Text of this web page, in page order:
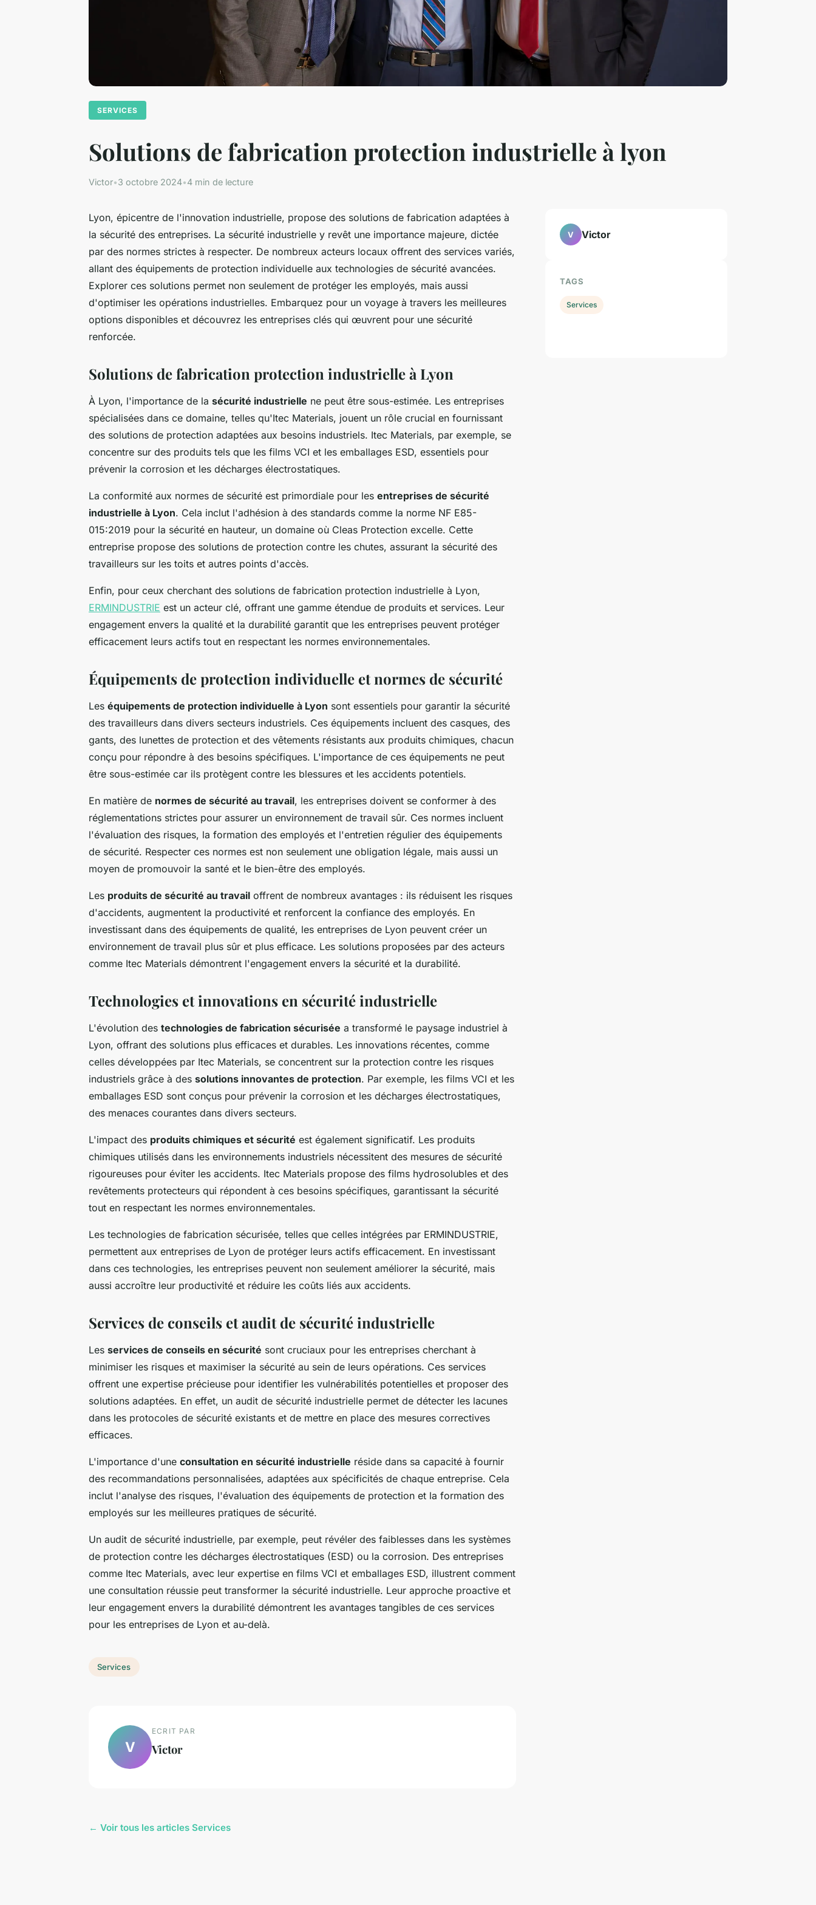
SERVICES
Solutions de fabrication protection industrielle à lyon
Victor•3 octobre 2024•4 min de lecture
Lyon, épicentre de l'innovation industrielle, propose des solutions de fabrication adaptées à
la sécurité des entreprises. La sécurité industrielle y revêt une importance majeure, dictée
par des normes strictes à respecter. De nombreux acteurs locaux offrent des services variés,
allant des équipements de protection individuelle aux technologies de sécurité avancées.
Explorer ces solutions permet non seulement de protéger les employés, mais aussi
d'optimiser les opérations industrielles. Embarquez pour un voyage à travers les meilleures
options disponibles et découvrez les entreprises clés qui œuvrent pour une sécurité
renforcée.
Solutions de fabrication protection industrielle à Lyon
À Lyon, l'importance de la sécurité industrielle ne peut être sous-estimée. Les entreprises
spécialisées dans ce domaine, telles qu'Itec Materials, jouent un rôle crucial en fournissant
des solutions de protection adaptées aux besoins industriels. Itec Materials, par exemple, se
concentre sur des produits tels que les films VCI et les emballages ESD, essentiels pour
prévenir la corrosion et les décharges électrostatiques.
La conformité aux normes de sécurité est primordiale pour les entreprises de sécurité
industrielle à Lyon. Cela inclut l'adhésion à des standards comme la norme NF E85-
015:2019 pour la sécurité en hauteur, un domaine où Cleas Protection excelle. Cette
entreprise propose des solutions de protection contre les chutes, assurant la sécurité des
travailleurs sur les toits et autres points d'accès.
Enfin, pour ceux cherchant des solutions de fabrication protection industrielle à Lyon,
ERMINDUSTRIE est un acteur clé, offrant une gamme étendue de produits et services. Leur
engagement envers la qualité et la durabilité garantit que les entreprises peuvent protéger
efficacement leurs actifs tout en respectant les normes environnementales.
Équipements de protection individuelle et normes de sécurité
Les équipements de protection individuelle à Lyon sont essentiels pour garantir la sécurité
des travailleurs dans divers secteurs industriels. Ces équipements incluent des casques, des
gants, des lunettes de protection et des vêtements résistants aux produits chimiques, chacun
conçu pour répondre à des besoins spécifiques. L'importance de ces équipements ne peut
être sous-estimée car ils protègent contre les blessures et les accidents potentiels.
En matière de normes de sécurité au travail, les entreprises doivent se conformer à des
réglementations strictes pour assurer un environnement de travail sûr. Ces normes incluent
l'évaluation des risques, la formation des employés et l'entretien régulier des équipements
de sécurité. Respecter ces normes est non seulement une obligation légale, mais aussi un
moyen de promouvoir la santé et le bien-être des employés.
Les produits de sécurité au travail offrent de nombreux avantages : ils réduisent les risques
d'accidents, augmentent la productivité et renforcent la confiance des employés. En
investissant dans des équipements de qualité, les entreprises de Lyon peuvent créer un
environnement de travail plus sûr et plus efficace. Les solutions proposées par des acteurs
comme Itec Materials démontrent l'engagement envers la sécurité et la durabilité.
Technologies et innovations en sécurité industrielle
L'évolution des technologies de fabrication sécurisée a transformé le paysage industriel à
Lyon, offrant des solutions plus efficaces et durables. Les innovations récentes, comme
celles développées par Itec Materials, se concentrent sur la protection contre les risques
industriels grâce à des solutions innovantes de protection. Par exemple, les films VCI et les
emballages ESD sont conçus pour prévenir la corrosion et les décharges électrostatiques,
des menaces courantes dans divers secteurs.
L'impact des produits chimiques et sécurité est également significatif. Les produits
chimiques utilisés dans les environnements industriels nécessitent des mesures de sécurité
rigoureuses pour éviter les accidents. Itec Materials propose des films hydrosolubles et des
revêtements protecteurs qui répondent à ces besoins spécifiques, garantissant la sécurité
tout en respectant les normes environnementales.
Les technologies de fabrication sécurisée, telles que celles intégrées par ERMINDUSTRIE,
permettent aux entreprises de Lyon de protéger leurs actifs efficacement. En investissant
dans ces technologies, les entreprises peuvent non seulement améliorer la sécurité, mais
aussi accroître leur productivité et réduire les coûts liés aux accidents.
Services de conseils et audit de sécurité industrielle
Les services de conseils en sécurité sont cruciaux pour les entreprises cherchant à
minimiser les risques et maximiser la sécurité au sein de leurs opérations. Ces services
offrent une expertise précieuse pour identifier les vulnérabilités potentielles et proposer des
solutions adaptées. En effet, un audit de sécurité industrielle permet de détecter les lacunes
dans les protocoles de sécurité existants et de mettre en place des mesures correctives
efficaces.
L'importance d'une consultation en sécurité industrielle réside dans sa capacité à fournir
des recommandations personnalisées, adaptées aux spécificités de chaque entreprise. Cela
inclut l'analyse des risques, l'évaluation des équipements de protection et la formation des
employés sur les meilleures pratiques de sécurité.
Un audit de sécurité industrielle, par exemple, peut révéler des faiblesses dans les systèmes
de protection contre les décharges électrostatiques (ESD) ou la corrosion. Des entreprises
comme Itec Materials, avec leur expertise en films VCI et emballages ESD, illustrent comment
une consultation réussie peut transformer la sécurité industrielle. Leur approche proactive et
leur engagement envers la durabilité démontrent les avantages tangibles de ces services
pour les entreprises de Lyon et au-delà.
Services
V
ECRIT PAR
Victor
← Voir tous les articles Services
V Victor
TAGS
Services